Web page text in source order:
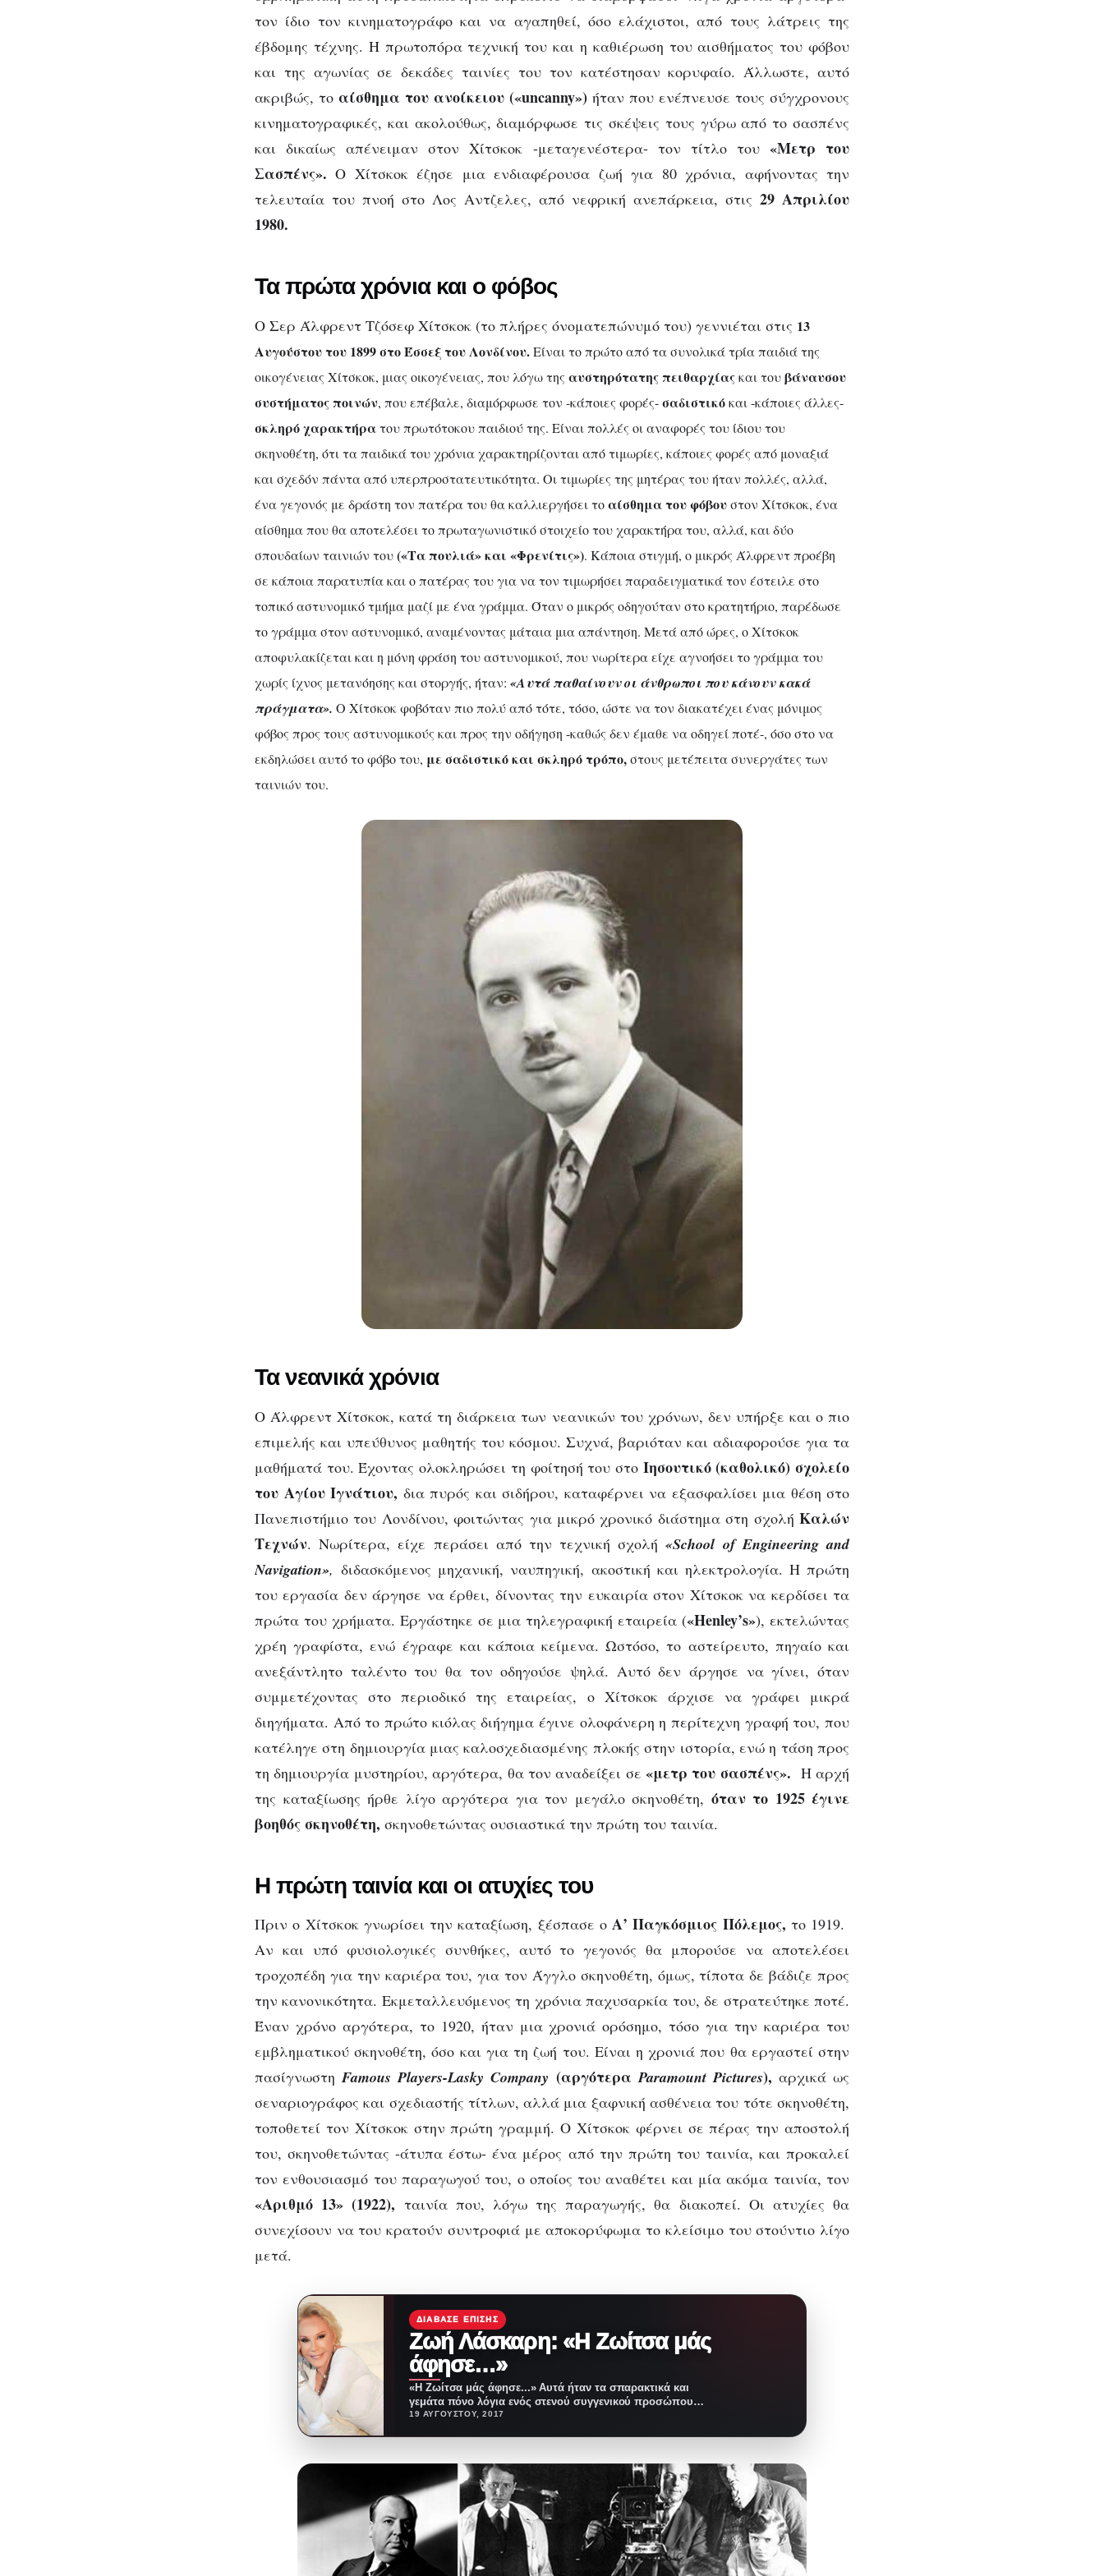
φόβο»
τον ίδιο τον κινηματογράφο και να αγαπηθεί, όσο ελάχιστοι, από τους λάτρεις της
έβδομης τέχνης. Η πρωτοπόρα τεχνική του και η καθιέρωση του αισθήματος του φόβου
και της αγωνίας σε δεκάδες ταινίες του τον κατέστησαν κορυφαίο. Άλλωστε, αυτό
ακριβώς, το αίσθημα του ανοίκειου («uncanny») ήταν που ενέπνευσε τους σύγχρονους
κινηματογραφικές, και ακολούθως, διαμόρφωσε τις σκέψεις τους γύρω από το σασπένς
και δικαίως απένειμαν στον Χίτσκοκ -μεταγενέστερα- τον τίτλο του «Μετρ του
Σασπένς». Ο Χίτσκοκ έζησε μια ενδιαφέρουσα ζωή για 80 χρόνια, αφήνοντας την
τελευταία του πνοή στο Λος Αντζελες, από νεφρική ανεπάρκεια, στις 29 Απριλίου
1980.
Τα πρώτα χρόνια και ο φόβος
Ο Σερ Άλφρεντ Τζόσεφ Χίτσκοκ (το πλήρες όνοματεπώνυμό του) γεννιέται στις 13
Αυγούστου του 1899 στο Έσσεξ του Λονδίνου.Είναι το πρώτο από τα συνολικά τρία παιδιά της
οικογένειας Χίτσκοκ, μιας οικογένειας, που λόγω της αυστηρότατης πειθαρχίαςκαι τουβάναυσου
συστήματος ποινών, που επέβαλε, διαμόρφωσε τον -κάποιες φορές-σαδιστικόκαι -κάποιες άλλες-
σκληρό χαρακτήρατου πρωτότοκου παιδιού της. Είναι πολλές οι αναφορές του ίδιου του
σκηνοθέτη, ότι τα παιδικά του χρόνια χαρακτηρίζονται από τιμωρίες, κάποιες φορές από μοναξιά
και σχεδόν πάντα από υπερπροστατευτικότητα. Οι τιμωρίες της μητέρας του ήταν πολλές, αλλά,
ένα γεγονός με δράστη τον πατέρα του θα καλλιεργήσει τοαίσθημα του φόβουστον Χίτσκοκ, ένα
αίσθημα που θα αποτελέσει το πρωταγωνιστικό στοιχείο του χαρακτήρα του, αλλά, και δύο
σπουδαίων ταινιών του(«Τα πουλιά» και «Φρενίτις»). Κάποια στιγμή, ο μικρός Άλφρεντ προέβη
σε κάποια παρατυπία και ο πατέρας του για να τον τιμωρήσει παραδειγματικά τον έστειλε στο
τοπικό αστυνομικό τμήμα μαζί με ένα γράμμα. Όταν ο μικρός οδηγούταν στο κρατητήριο, παρέδωσε
το γράμμα στον αστυνομικό, αναμένοντας μάταια μια απάντηση. Μετά από ώρες, ο Χίτσκοκ
αποφυλακίζεται και η μόνη φράση του αστυνομικού, που νωρίτερα είχε αγνοήσει το γράμμα του
χωρίς ίχνος μετανόησης και στοργής, ήταν: «Αυτά παθαίνουν οι άνθρωποι που κάνουν κακά
πράγματα». Ο Χίτσκοκ φοβόταν πιο πολύ από τότε, τόσο, ώστε να τον διακατέχει ένας μόνιμος
φόβος προς τους αστυνομικούς και προς την οδήγηση -καθώς δεν έμαθε να οδηγεί ποτέ-, όσο στο να
εκδηλώσει αυτό το φόβο του, με σαδιστικό και σκληρό τρόπο,στους μετέπειτα συνεργάτες των
ταινιών του.
Τα νεανικά χρόνια
Ο Άλφρεντ Χίτσκοκ, κατά τη διάρκεια των νεανικών του χρόνων, δεν υπήρξε και ο πιο
επιμελής και υπεύθυνος μαθητής του κόσμου. Συχνά, βαριόταν και αδιαφορούσε για τα
μαθήματά του. Έχοντας ολοκληρώσει τη φοίτησή του στο Ιησουτικό (καθολικό) σχολείο
του Αγίου Ιγνάτιου, δια πυρός και σιδήρου, καταφέρνει να εξασφαλίσει μια θέση στο
Πανεπιστήμιο του Λονδίνου, φοιτώντας για μικρό χρονικό διάστημα στη σχολή Καλών
Τεχνών. Νωρίτερα, είχε περάσει από την τεχνική σχολή«School of Engineering and
Navigation»,διδασκόμενος μηχανική, ναυπηγική, ακοστική και ηλεκτρολογία. Η πρώτη
του εργασία δεν άργησε να έρθει, δίνοντας την ευκαιρία στον Χίτσκοκ να κερδίσει τα
πρώτα του χρήματα. Εργάστηκε σε μια τηλεγραφική εταιρεία («Ηenley’s»), εκτελώντας
χρέη γραφίστα, ενώ έγραφε και κάποια κείμενα. Ωστόσο, το αστείρευτο, πηγαίο και
ανεξάντλητο ταλέντο του θα τον οδηγούσε ψηλά. Αυτό δεν άργησε να γίνει, όταν
συμμετέχοντας στο περιοδικό της εταιρείας, ο Χίτσκοκ άρχισε να γράφει μικρά
διηγήματα. Από το πρώτο κιόλας διήγημα έγινε ολοφάνερη η περίτεχνη γραφή του, που
κατέληγε στη δημιουργία μιας καλοσχεδιασμένης πλοκής στην ιστορία, ενώ η τάση προς
τη δημιουργία μυστηρίου, αργότερα, θα τον αναδείξει σε«μετρ του σασπένς». Η αρχή
της καταξίωσης ήρθε λίγο αργότερα για τον μεγάλο σκηνοθέτη, όταν το 1925 έγινε
βοηθός σκηνοθέτη, σκηνοθετώντας ουσιαστικά την πρώτη του ταινία.
Η πρώτη ταινία και οι ατυχίες του
Πριν ο Χίτσκοκ γνωρίσει την καταξίωση, ξέσπασε ο Α’ Παγκόσμιος Πόλεμος, το 1919.
Αν και υπό φυσιολογικές συνθήκες, αυτό το γεγονός θα μπορούσε να αποτελέσει
τροχοπέδη για την καριέρα του, για τον Άγγλο σκηνοθέτη, όμως, τίποτα δε βάδιζε προς
την κανονικότητα. Εκμεταλλευόμενος τη χρόνια παχυσαρκία του, δε στρατεύτηκε ποτέ.
Έναν χρόνο αργότερα, το 1920, ήταν μια χρονιά ορόσημο, τόσο για την καριέρα του
εμβληματικού σκηνοθέτη, όσο και για τη ζωή του. Είναι η χρονιά που θα εργαστεί στην
πασίγνωστηFamous Players-Lasky Company (αργότερα Paramount Pictures), αρχικά ως
σεναριογράφος και σχεδιαστής τίτλων, αλλά μια ξαφνική ασθένεια του τότε σκηνοθέτη,
τοποθετεί τον Χίτσκοκ στην πρώτη γραμμή. Ο Χίτσκοκ φέρνει σε πέρας την αποστολή
του, σκηνοθετώντας -άτυπα έστω- ένα μέρος από την πρώτη του ταινία, και προκαλεί
τον ενθουσιασμό του παραγωγού του, ο οποίος του αναθέτει και μία ακόμα ταινία, τον
«Αριθμό 13» (1922), ταινία που, λόγω της παραγωγής, θα διακοπεί. Οι ατυχίες θα
συνεχίσουν να του κρατούν συντροφιά με αποκορύφωμα το κλείσιμο του στούντιο λίγο
μετά.
ΔΙΆΒΑΣΕ ΕΠΊΣΗΣ
Ζωή Λάσκαρη: «Η Ζωίτσα μάς
άφησε…»
«Η Ζωίτσα μάς άφησε...» Αυτά ήταν τα σπαρακτικά και
γεμάτα πόνο λόγια ενός στενού συγγενικού προσώπου,
…
19 ΑΥΓΟΎΣΤΟΥ, 2017